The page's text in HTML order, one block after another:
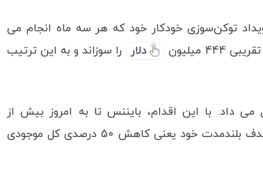
توکن‌سوزی خودکار خود که هر سه ماه انجام می
دلار
را سوزاند و به این ترتیب
می داد. با این اقدام، بایننس تا به امروز بیش از
38,683,447 BNB را سوزانده و گام مهمی در جهت دستیابی به هدف بلندمدت خود یعنی کاهش 50 درصدی کل موجودی